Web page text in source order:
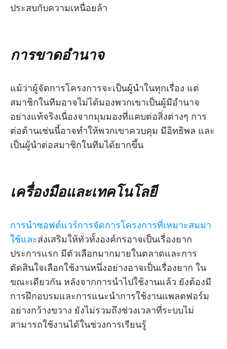
ประสบกับความเหนื่อยล้า
การขาดอำนาจ
แม้ว่าผู้จัดการโครงการจะเป็นผู้นำในทุกเรื่อง แต่
สมาชิกในทีมอาจไม่ได้มองพวกเขาเป็นผู้มีอำนาจ
อย่างแท้จริงเนื่องจากมุมมองที่แคบต่อสิ่งต่างๆ การ
ต่อต้านเช่นนี้อาจทำให้พวกเขาควบคุม มีอิทธิพล และ
เป็นผู้นำต่อสมาชิกในทีมได้ยากขึ้น
เครื่องมือและเทคโนโลยี
การนำซอฟต์แวร์การจัดการโครงการที่เหมาะสมมา
ใช้และส่งเสริมให้ทั่วทั้งองค์กรอาจเป็นเรื่องยาก
ประการแรก มีตัวเลือกมากมายในตลาดและการ
ตัดสินใจเลือกใช้งานหนึ่งอย่างอาจเป็นเรื่องยาก ใน
ขณะเดียวกัน หลังจากการนำไปใช้งานแล้ว ยังต้องมี
การฝึกอบรมและการแนะนำการใช้งานแพลตฟอร์ม
อย่างกว้างขวาง ยังไม่รวมถึงช่วงเวลาที่ระบบไม่
สามารถใช้งานได้ในช่วงการเรียนรู้